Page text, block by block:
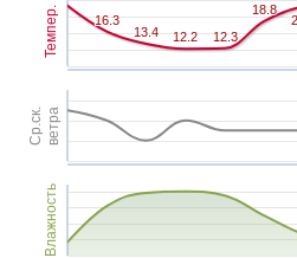
Темпер.
Ср.ск.ветра
Влажность
16.3
16.3
13.4
13.4 12.2
12.2 12.3
12.3
18.8
18.8